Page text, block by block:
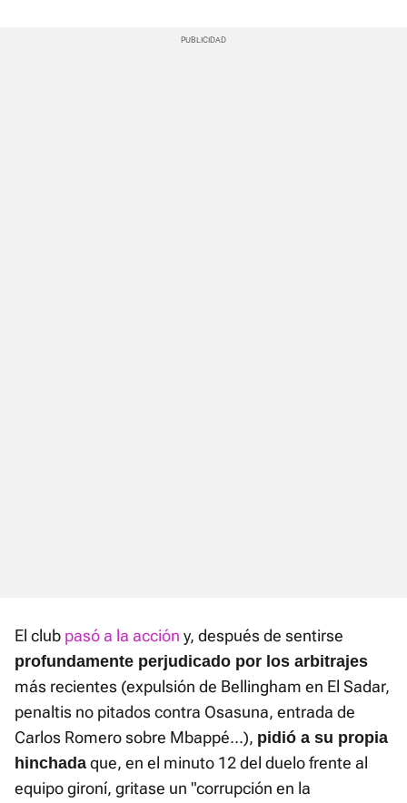
El club pasó a la acción y, después de sentirse
profundamente perjudicado por los arbitrajes
más recientes (expulsión de Bellingham en El Sadar,
penaltis no pitados contra Osasuna, entrada de
Carlos Romero sobre Mbappé...), pidió a su propia
hinchada que, en el minuto 12 del duelo frente al
equipo gironí, gritase un "corrupción en la